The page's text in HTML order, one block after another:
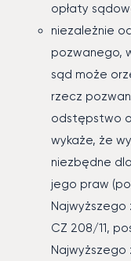
opłaty
niezależnie
pozwanego,
sąd może
rzecz
odstępstwo
wykaże, że
niezbędne
jego praw
Najwyższego
CZ 208/11,
Najwyższego